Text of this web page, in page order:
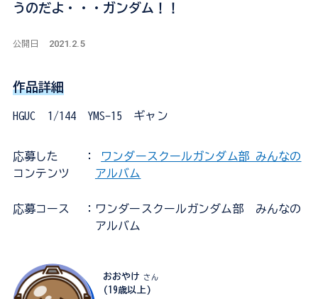
うのだよ・・・ガンダム！！
公開日 2021.2.5
作品詳細
HGUC 1/144 YMS-15 ギャン
応募した
コンテンツ
：
ワンダースクールガンダム部 みんなの
アルバム
応募コース
：ワンダースクールガンダム部 みんなの
アルバム
おおやけ さん
(19歳以上)